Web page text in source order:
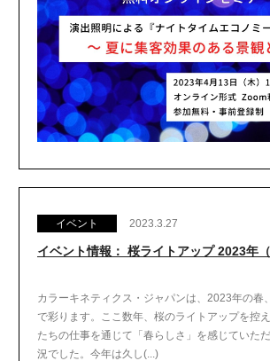
イベント 2023.3.27
イベント情報： 桜ライトアップ 2023年（
カラーキネティクス・ジャパンは、2023年の春
で彩ります。ここ数年、桜のライトアップを控
たちの仕事を通じて「春らしさ」を感じていた
況でした。今年は久し(...)